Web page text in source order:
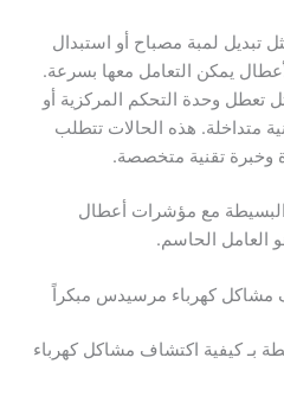
تبديل لمبة مصباح أو استبدال
يمكن التعامل معها بسرعة.
تعطل وحدة التحكم المركزية أو
متداخلة. هذه الحالات تتطلب
تقنية متخصصة.
البسيطة مع مؤشرات أعطال
العامل الحاسم.
مشاكل كهرباء مرسيدس مبكراً
بـ كيفية اكتشاف مشاكل كهرباء